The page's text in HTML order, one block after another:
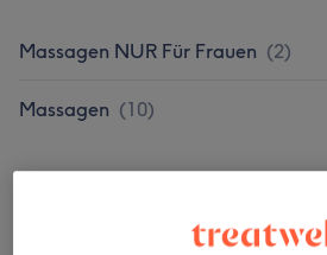
Massagen NUR Für Frauen (2)
Massagen (10)